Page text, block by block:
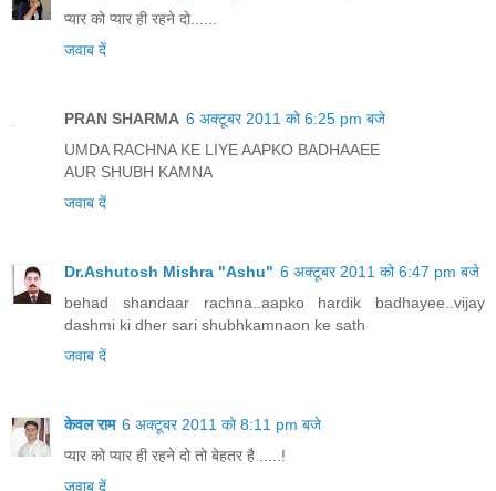
प्यार को प्यार ही रहने दो......
जवाब दें
PRAN SHARMA 6 अक्टूबर 2011 को 6:25 pm बजे
UMDA RACHNA KE LIYE AAPKO BADHAAEE
AUR SHUBH KAMNA
जवाब दें
Dr.Ashutosh Mishra "Ashu" 6 अक्टूबर 2011 को 6:47 pm बजे
behad shandaar rachna..aapko hardik badhayee..vijay
dashmi ki dher sari shubhkamnaon ke sath
जवाब दें
केवल राम 6 अक्टूबर 2011 को 8:11 pm बजे
प्यार को प्यार ही रहने दो तो बेहतर है .....!
जवाब दें